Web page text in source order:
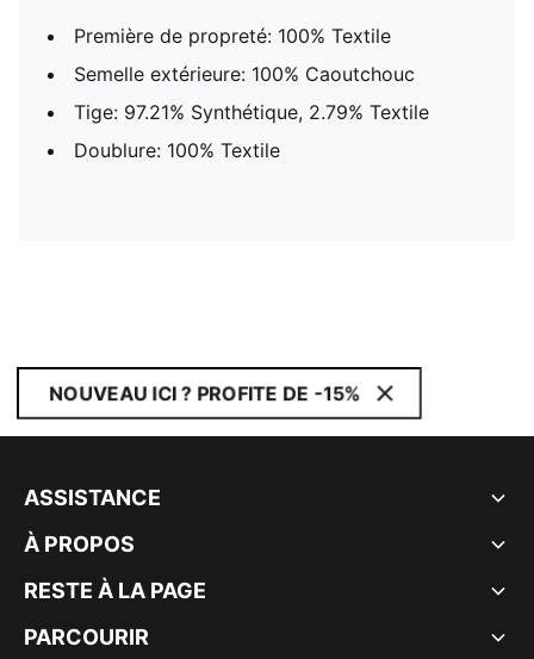
Première de propreté: 100% Textile
Semelle extérieure: 100% Caoutchouc
Tige: 97.21% Synthétique, 2.79% Textile
Doublure: 100% Textile
NOUVEAU ICI ? PROFITE DE -15%
ASSISTANCE
À PROPOS
RESTE À LA PAGE
PARCOURIR